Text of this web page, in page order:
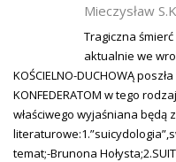
Mieczysław
Tragiczna
aktualnie we
KOŚCIELNO-DUCHOWĄ
KONFEDERATOM w tego
właściwego wyjaśniana będą
temat;-Brunona